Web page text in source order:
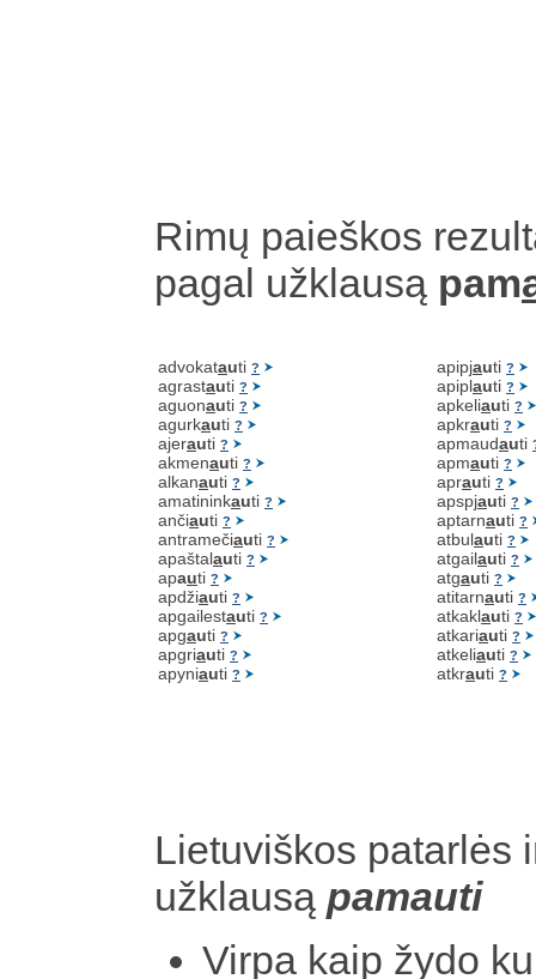
Rimų paieškos
pagal užklausą pam
advokatauti ?
agrastauti ?
aguonauti ?
agurkauti ?
ajerauti ?
akmenauti ?
alkanauti ?
amatininkauti ?
ančiauti ?
antramečiauti ?
apaštalauti ?
apauti ?
apdžiauti ?
apgailestauti ?
apgauti ?
apgriauti ?
apyniauti ?
apipjauti ?
apiplauti ?
apkeliauti ?
apkrauti ?
apmaudauti
apmauti ?
aprauti ?
apspjauti ?
aptarnauti ?
atbulauti ?
atgailauti ?
atgauti ?
atitarnauti ?
atkaklauti ?
atkariauti ?
atkeliauti ?
atkrauti ?
Lietuviškos patarlės
užklausą pamauti
Virpa kaip žydo